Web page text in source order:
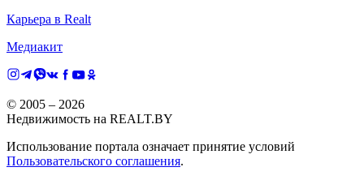
Карьера в Realt
Медиакит
© 2005 – 2026
Недвижимость на REALT.BY
Использование портала означает принятие условий
Пользовательского соглашения.